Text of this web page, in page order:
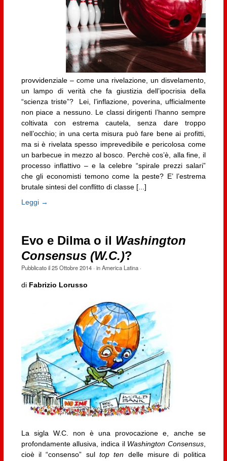
provvidenziale – come una rivelazione, un disvelamento,
un lampo di verità che fa giustizia dell’ipocrisia della
“scienza triste”? Lei, l’inflazione, poverina, ufficialmente
non piace a nessuno. Le classi dirigenti l’hanno sempre
coltivata con estrema cautela, senza dare troppo
nell’occhio; in una certa misura può fare bene ai profitti,
ma si è rivelata spesso imprevedibile e pericolosa come
un barbecue in mezzo al bosco. Perchè cos’è, alla fine, il
processo inflattivo – e la celebre “spirale prezzi salari”
che gli economisti temono come la peste? E’ l’estrema
brutale sintesi del conflitto di classe [...]
Leggi →
Evo e Dilma o il Washington
Consensus (W.C.)?
Pubblicato il25 Ottobre 2014· inAmerica Latina·
diFabrizio Lorusso
La sigla W.C. non è una provocazione e, anche se
profondamente allusiva, indica il Washington Consensus,
cioè il “consenso” sultop ten delle misure di politica